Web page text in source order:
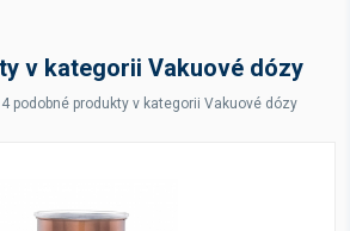
v kategorii Vakuové dózy
podobné produkty v kategorii Vakuové dózy